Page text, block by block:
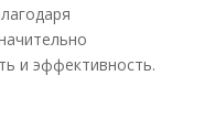
и эффективность.